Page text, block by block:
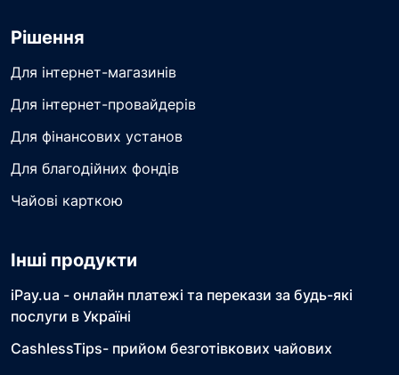
Рішення
Для інтернет-магазинів
Для інтернет-провайдерів
Для фінансових установ
Для благодійних фондів
Чайові карткою
Інші продукти
iPay.ua - онлайн платежі та перекази за будь-які
послуги в Україні
CashlessTips- прийом безготівкових чайових